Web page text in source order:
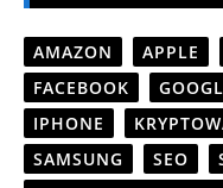
AMAZON APPLE
FACEBOOK
IPHONE
SAMSUNG
SEO